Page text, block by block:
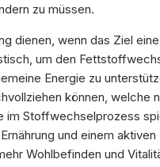
zu müssen.
dienen, wenn das Ziel
um den
Energie zu
können, welche
im Stoffwechselprozess
und einem
Wohlbefinden und